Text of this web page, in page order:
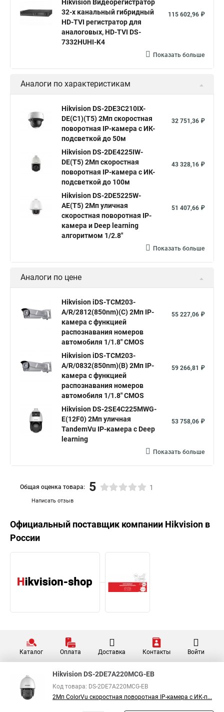
Hikvision ds 2cd1148 hikvision ds 2cd1148 i b
hikvision ds 2cd2042wd i Видеокамера hikvision
Видеокамеры hikvision ds
Камера Hikvision ds 2ce16d8t
Видеокамера hikvision hiwatch
Камера Hikvision ds 2cd2442fwd
Уличная камера Hikvision ip camera
Hikvision поворотная камера Hikvision купольная
Нikvision микрофон Hikvision поворотная
Hikvision порты
Hikvision Видеорегистратор
32-х канальный гибридный
HD-TVI регистратор для
аналоговых, HD-TVI DS-
7332HUHI-K4
115 602,96 ₽
Показать больше
Аналоги по характеристикам
Hikvision DS-2DE3C210IX-
DE(C1)(T5) 2Мп скоростная
поворотная IP-камера c ИК-
подсветкой до 50м
32 751,36 ₽
Hikvision DS-2DE4225IW-
DE(T5) 2Мп скоростная
поворотная IP-камера c ИК-
подсветкой до 100м
43 328,16 ₽
Hikvision DS-2DE5225W-
AE(T5) 2Мп уличная
скоростная поворотная IP-
камера и Deep learning
алгоритмом 1/2.8"
51 407,66 ₽
Показать больше
Аналоги по цене
Hikvision iDS-TCM203-
A/R/2812(850nm)(C) 2Mп IP-
камера с функцией
распознавания номеров
автомобиля 1/1.8" CMOS
55 227,06 ₽
Hikvision iDS-TCM203-
A/R/0832(850nm)(B) 2Mп IP-
камера с функцией
распознавания номеров
автомобиля 1/1.8" CMOS
59 266,81 ₽
Hikvision DS-2SE4C225MWG-
E(12F0) 2Мп уличная
TandemVu IP-камера с Deep
learning
53 758,06 ₽
Показать больше
Написать отзыв
Общая оценка товара: 5 1
Официальный поставщик компании Hikvision в
России
Каталог Оплата Доставка Контакты Войти
Hikvision DS-2DE7A220MCG-EB
Код товара: DS-2DE7A220MCG-EB
2Мп ColorVu скоростная поворотная IP-камера c ИК-п...